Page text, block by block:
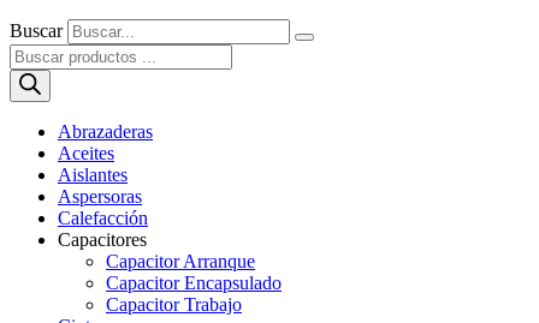
Buscar
Búsqueda
de
productos
Abrazaderas
Aceites
Aislantes
Aspersoras
Calefacción
Capacitores
Capacitor Arranque
Capacitor Encapsulado
Capacitor Trabajo